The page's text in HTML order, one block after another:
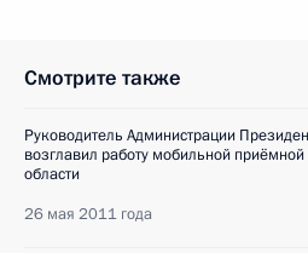
Смотрите также
Руководитель Администрации
возглавил работу мобильной
области
26 мая 2011 года